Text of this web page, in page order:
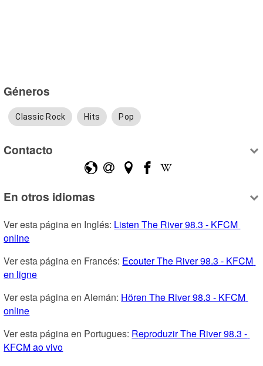
Géneros
Classic Rock Hits Pop
Contacto
En otros idiomas
Ver esta página en Inglés: Listen The River 98.3 - KFCM
online
Ver esta página en Francés: Ecouter The River 98.3 - KFCM
en ligne
Ver esta página en Alemán: Hören The River 98.3 - KFCM
online
Ver esta página en Portugues: Reproduzir The River 98.3 -
KFCM ao vivo